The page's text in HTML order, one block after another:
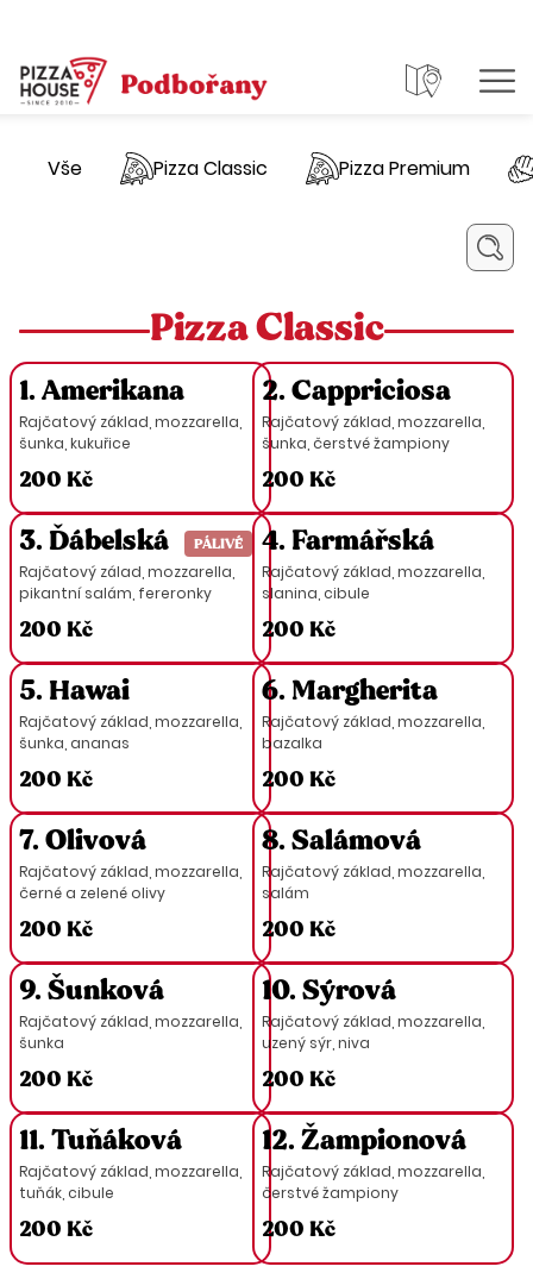
Vše Pizza Classic Pizza Premium
Pizza Classic
1. Amerikana
Rajčatový základ, mozzarella,
šunka, kukuřice
200 Kč
2. Cappriciosa
Rajčatový základ, mozzarella,
šunka, čerstvé žampiony
200 Kč
PÁLIVÉ
3. Ďábelská
Rajčatový zálad, mozzarella,
pikantní salám, fereronky
200 Kč
4. Farmářská
Rajčatový základ, mozzarella,
slanina, cibule
200 Kč
5. Hawai
Rajčatový základ, mozzarella,
šunka, ananas
200 Kč
6. Margherita
Rajčatový základ, mozzarella,
bazalka
200 Kč
7. Olivová
Rajčatový základ, mozzarella,
černé a zelené olivy
200 Kč
8. Salámová
Rajčatový základ, mozzarella,
salám
200 Kč
9. Šunková
Rajčatový základ, mozzarella,
šunka
200 Kč
10. Sýrová
Rajčatový základ, mozzarella,
uzený sýr, niva
200 Kč
11. Tuňáková
Rajčatový základ, mozzarella,
tuňák, cibule
200 Kč
12. Žampionová
Rajčatový základ, mozzarella,
čerstvé žampiony
200 Kč